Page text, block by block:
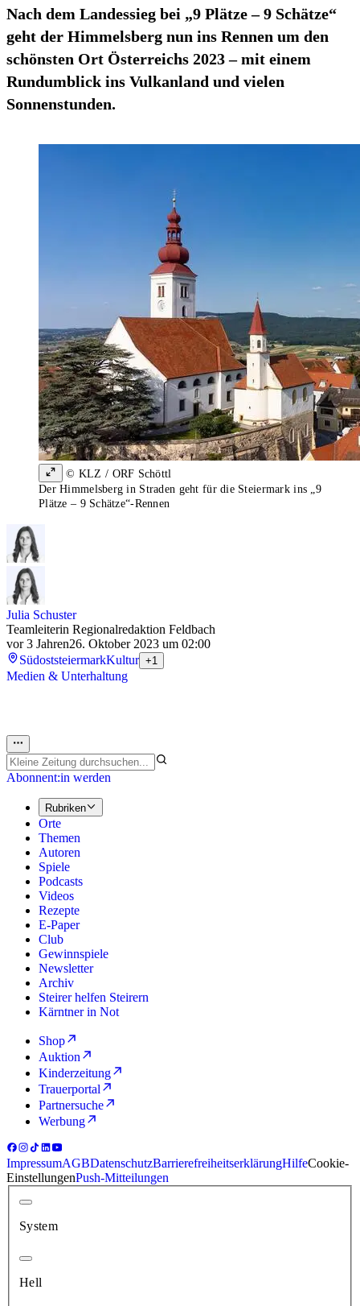
Nach dem Landessieg bei „9 Plätze – 9 Schätze“
geht der Himmelsberg nun ins Rennen um den
schönsten Ort Österreichs 2023 – mit einem
Rundumblick ins Vulkanland und vielen
Sonnenstunden.
© KLZ / ORF Schöttl
Der Himmelsberg in Straden geht für die Steiermark ins „9
Plätze – 9 Schätze“-Rennen
Julia Schuster
Teamleiterin Regionalredaktion Feldbach
vor 3 Jahren26. Oktober 2023 um 02:00
SüdoststeiermarkKultur +1
Medien & Unterhaltung
Abonnent:in werden
Rubriken
Orte
Themen
Autoren
Spiele
Podcasts
Videos
Rezepte
E-Paper
Club
Gewinnspiele
Newsletter
Archiv
Steirer helfen Steirern
Kärntner in Not
Shop
Auktion
Kinderzeitung
Trauerportal
Partnersuche
Werbung
ImpressumAGBDatenschutzBarrierefreiheitserklärungHilfeCookie-
EinstellungenPush-Mitteilungen
System
Hell